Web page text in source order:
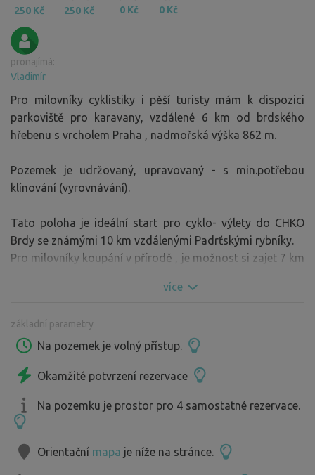
250 Kč 250 Kč 0 Kč 0 Kč
pronajímá:
Vladimír
Pro milovníky cyklistiky i pěší turisty mám k dispozici
parkoviště pro karavany, vzdálené 6 km od brdského
hřebenu s vrcholem Praha , nadmořská výška 862 m.
Pozemek je udržovaný, upravovaný - s min.potřebou
klínování (vyrovnávání).
Tato poloha je ideální start pro cyklo- výlety do CHKO
Brdy se známými 10 km vzdálenými Padrťskými rybníky.
Pro milovníky koupání v přírodě , je možnost si zajet 7 km
více
základní parametry
Na pozemek je volný přístup.
Okamžité potvrzení rezervace
Na pozemku je prostor pro 4 samostatné rezervace.
Orientační mapa je níže na stránce.